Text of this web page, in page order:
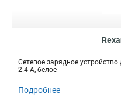
Сетевое зарядное устройство
2.4 A, белое
Подробнее